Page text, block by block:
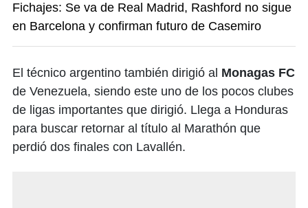
Fichajes: Se va de Real Madrid, Rashford no sigue
en Barcelona y confirman futuro de Casemiro
El técnico argentino también dirigió al Monagas FC
de Venezuela, siendo este uno de los pocos clubes
de ligas importantes que dirigió. Llega a Honduras
para buscar retornar al título al Marathón que
perdió dos finales con Lavallén.